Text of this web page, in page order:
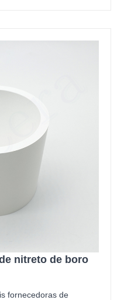
nitreto de boro
fornecedoras de